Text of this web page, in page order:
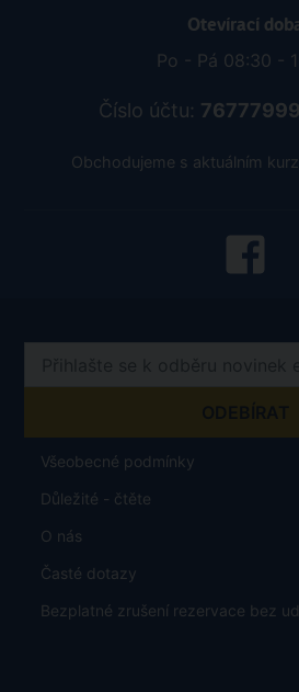
Otevírací
Po - Pá 08:30 -
Číslo účtu:
Obchodujeme s aktuálním
Všeobecné podmínky
Důležité - čtěte
O nás
Časté dotazy
Bezplatné zrušení rezervace bez